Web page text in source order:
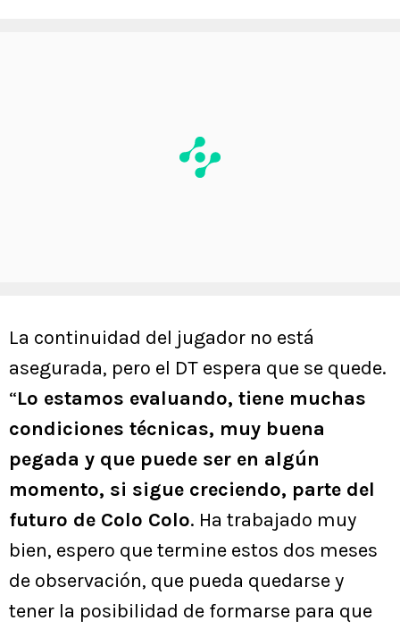
La continuidad del jugador no está
asegurada, pero el DT espera que se quede.
“Lo estamos evaluando, tiene muchas
condiciones técnicas, muy buena
pegada y que puede ser en algún
momento, si sigue creciendo, parte del
futuro de Colo Colo. Ha trabajado muy
bien, espero que termine estos dos meses
de observación, que pueda quedarse y
tener la posibilidad de formarse para que